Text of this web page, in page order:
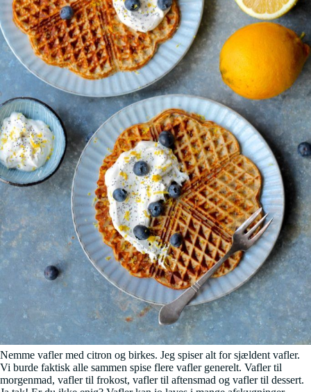
Nemme vafler med citron og birkes. Jeg spiser alt for sjældent vafler.
Vi burde faktisk alle sammen spise flere vafler generelt. Vafler til
morgenmad, vafler til frokost, vafler til aftensmad og vafler til dessert.